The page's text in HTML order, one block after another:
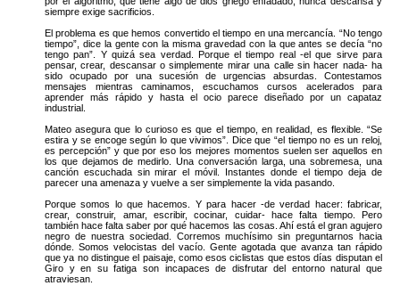
siempre exige sacrificios.
El problema es que hemos convertido el tiempo en una mercancía. “No tengo
tiempo”, dice la gente con la misma gravedad con la que antes se decía “no
tengo pan”. Y quizá sea verdad. Porque el tiempo real -el que sirve para
pensar, crear, descansar o simplemente mirar una calle sin hacer nada- ha
sido ocupado por una sucesión de urgencias absurdas. Contestamos
mensajes mientras caminamos, escuchamos cursos acelerados para
aprender más rápido y hasta el ocio parece diseñado por un capataz
industrial.
Mateo asegura que lo curioso es que el tiempo, en realidad, es flexible. “Se
estira y se encoge según lo que vivimos”. Dice que “el tiempo no es un reloj,
es percepción” y que por eso los mejores momentos suelen ser aquellos en
los que dejamos de medirlo. Una conversación larga, una sobremesa, una
canción escuchada sin mirar el móvil. Instantes donde el tiempo deja de
parecer una amenaza y vuelve a ser simplemente la vida pasando.
Porque somos lo que hacemos. Y para hacer -de verdad hacer: fabricar,
crear, construir, amar, escribir, cocinar, cuidar- hace falta tiempo. Pero
también hace falta saber por qué hacemos las cosas. Ahí está el gran agujero
negro de nuestra sociedad. Corremos muchísimo sin preguntarnos hacia
dónde. Somos velocistas del vacío. Gente agotada que avanza tan rápido
que ya no distingue el paisaje, como esos ciclistas que estos días disputan el
Giro y en su fatiga son incapaces de disfrutar del entorno natural que
atraviesan.